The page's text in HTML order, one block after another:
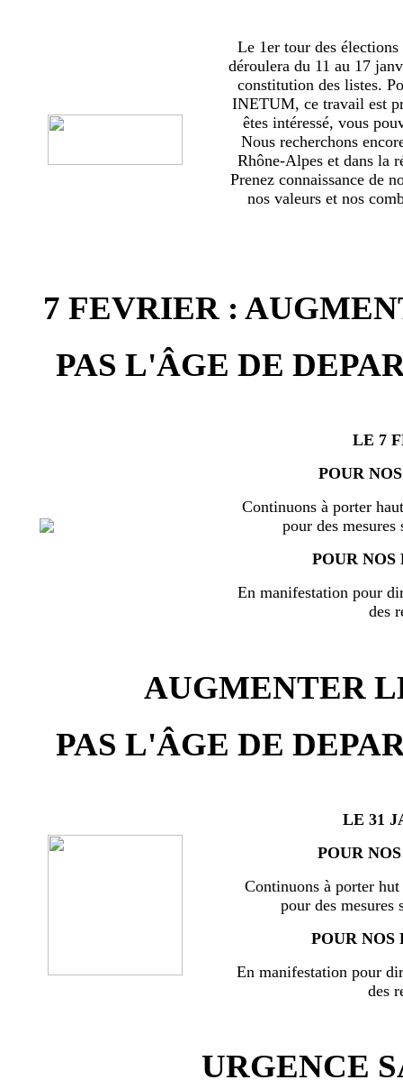
Le 1er tour des
déroulera du 11 au 17
constitution des listes.
INETUM, ce travail est
êtes intéressé, vous
Nous recherchons
Rhône-Alpes et dans la
Prenez connaissance de
nos valeurs et nos
7 FEVRIER :
PAS L'ÂGE DE
LE 7
POUR
Continuons à porter
pour des
POUR
En manifestation pour
des
AUGMENTER
PAS L'ÂGE DE
LE 31
POUR
Continuons à porter
pour des mesures
POUR NOS
En manifestation pour
des
URGENCE